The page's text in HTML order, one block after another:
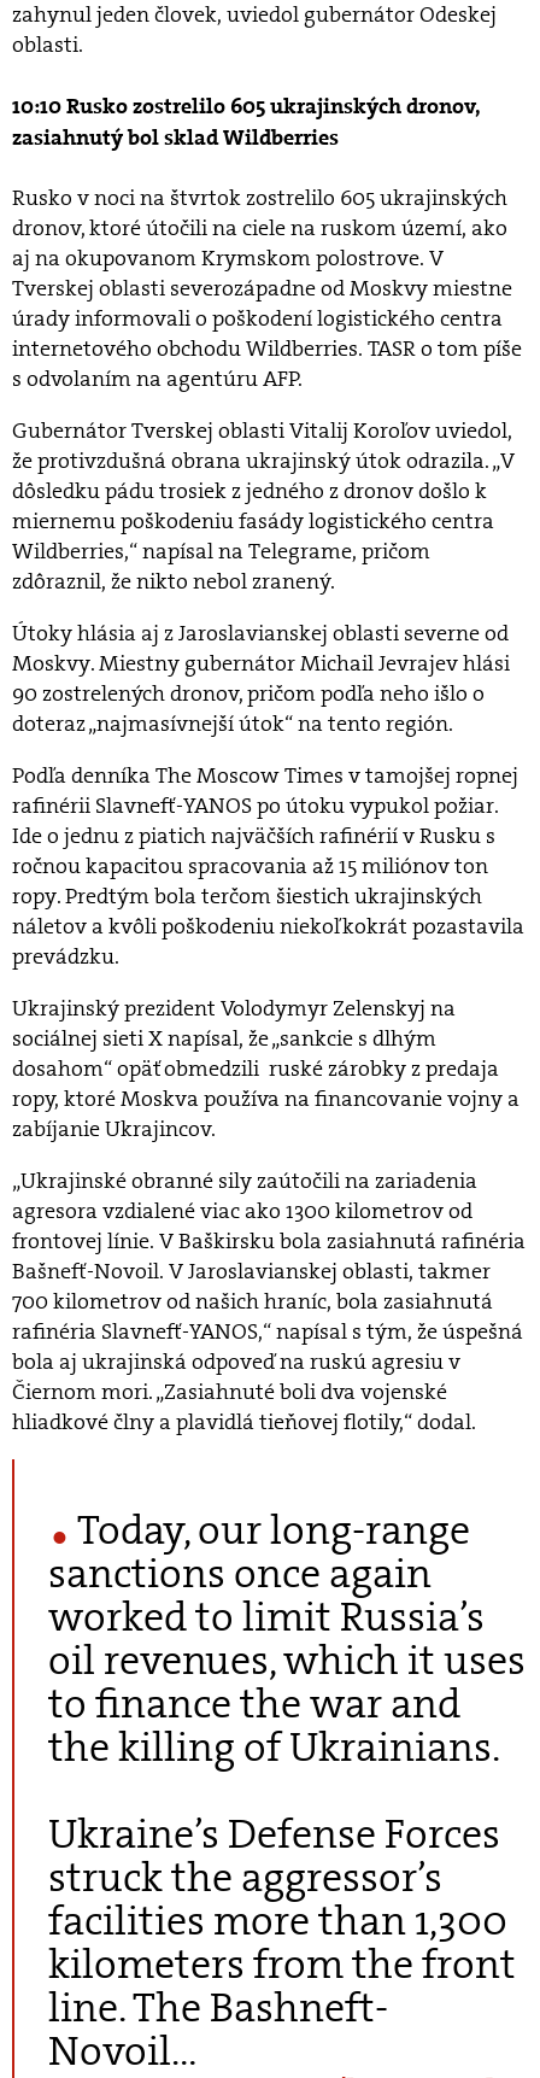
zahynul jeden človek, uviedol gubernátor Odeskej
oblasti.
10:10 Rusko zostrelilo 605 ukrajinských dronov,
zasiahnutý bol sklad Wildberries
Rusko v noci na štvrtok zostrelilo 605 ukrajinských
dronov, ktoré útočili na ciele na ruskom území, ako
aj na okupovanom Krymskom polostrove. V
Tverskej oblasti severozápadne od Moskvy miestne
úrady informovali o poškodení logistického centra
internetového obchodu Wildberries. TASR o tom píše
s odvolaním na agentúru AFP.
Gubernátor Tverskej oblasti Vitalij Koroľov uviedol,
že protivzdušná obrana ukrajinský útok odrazila. „V
dôsledku pádu trosiek z jedného z dronov došlo k
miernemu poškodeniu fasády logistického centra
Wildberries,“ napísal na Telegrame, pričom
zdôraznil, že nikto nebol zranený.
Útoky hlásia aj z Jaroslavianskej oblasti severne od
Moskvy. Miestny gubernátor Michail Jevrajev hlási
90 zostrelených dronov, pričom podľa neho išlo o
doteraz „najmasívnejší útok“ na tento región.
Podľa denníka The Moscow Times v tamojšej ropnej
rafinérii Slavnefť-YANOS po útoku vypukol požiar.
Ide o jednu z piatich najväčších rafinérií v Rusku s
ročnou kapacitou spracovania až 15 miliónov ton
ropy. Predtým bola terčom šiestich ukrajinských
náletov a kvôli poškodeniu niekoľkokrát pozastavila
prevádzku.
Ukrajinský prezident Volodymyr Zelenskyj na
sociálnej sieti X napísal, že „sankcie s dlhým
dosahom“ opäť obmedzili ruské zárobky z predaja
ropy, ktoré Moskva používa na financovanie vojny a
zabíjanie Ukrajincov.
„Ukrajinské obranné sily zaútočili na zariadenia
agresora vzdialené viac ako 1300 kilometrov od
frontovej línie. V Baškirsku bola zasiahnutá rafinéria
Bašnefť-Novoil. V Jaroslavianskej oblasti, takmer
700 kilometrov od našich hraníc, bola zasiahnutá
rafinéria Slavnefť-YANOS,“ napísal s tým, že úspešná
bola aj ukrajinská odpoveď na ruskú agresiu v
Čiernom mori. „Zasiahnuté boli dva vojenské
hliadkové člny a plavidlá tieňovej flotily,“ dodal.
Today, our long-range
sanctions once again
worked to limit Russia’s
oil revenues, which it uses
to finance the war and
the killing of Ukrainians.
Ukraine’s Defense Forces
struck the aggressor’s
facilities more than 1,300
kilometers from the front
line. The Bashneft-
Novoil…